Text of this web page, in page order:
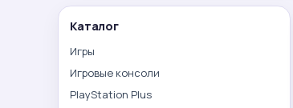
Каталог
Игры
Игровые консоли
PlayStation Plus